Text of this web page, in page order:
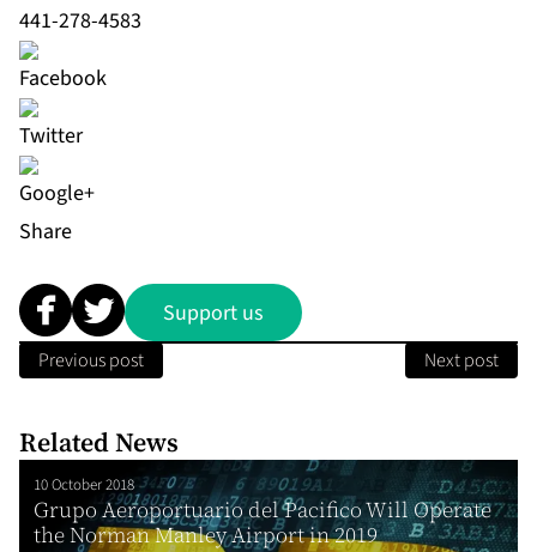
441-278-4583
Share
Support us
Previous post Next post
Related News
10 October 2018
Grupo Aeroportuario del Pacifico Will Operate
the Norman Manley Airport in 2019